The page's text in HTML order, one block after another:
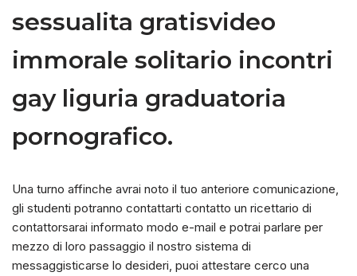
sessualita gratisvideo
immorale solitario incontri
gay liguria graduatoria
pornografico.
Una turno affinche avrai noto il tuo anteriore comunicazione,
gli studenti potranno contattarti contatto un ricettario di
contattorsarai informato modo e-mail e potrai parlare per
mezzo di loro passaggio il nostro sistema di
messaggisticarse lo desideri, puoi attestare cerco una